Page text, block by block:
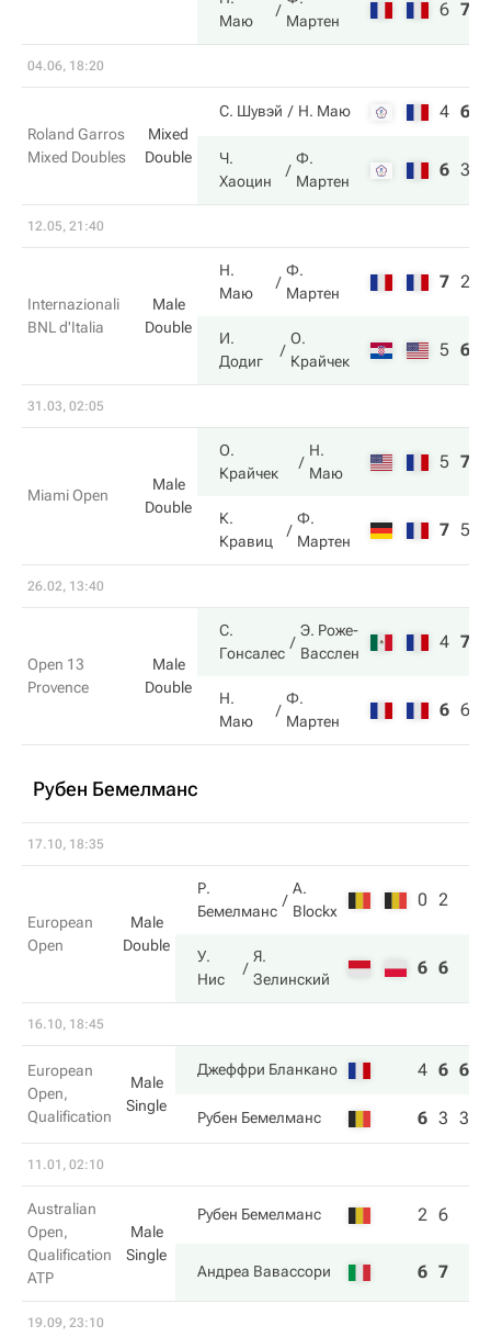
Маю
Мартен
6 7
04.06, 18:20
Roland Garros
Mixed Doubles
Mixed
Double
С. Шувэй Н. Маю 4 6
Ч.
Хаоцин
Ф.
Мартен
6 3
12.05, 21:40
Internazionali
BNL d'Italia
Male
Double
Н.
Маю
Ф.
Мартен
7 2
И.
Додиг
О.
Крайчек
5 6
31.03, 02:05
Miami Open
Male
Double
О.
Крайчек
Н.
Маю
5 7
К.
Кравиц
Ф.
Мартен
7 5
26.02, 13:40
Open 13
Provence
Male
Double
С.
Гонсалес
Э. Роже-
Васслен
4 7
Н.
Маю
Ф.
Мартен
6 6
Рубен Бемелманс
17.10, 18:35
European
Open
Male
Double
Р.
Бемелманс
A.
Blockx
0 2
У.
Нис
Я.
Зелинский
6 6
16.10, 18:45
European
Open,
Qualification
Male
Single
Джеффри Бланкано 4 6 6
Рубен Бемелманс 6 3 3
11.01, 02:10
Australian
Open,
Qualification
ATP
Male
Single
Рубен Бемелманс 2 6
Андреа Вавассори 6 7
19.09, 23:10